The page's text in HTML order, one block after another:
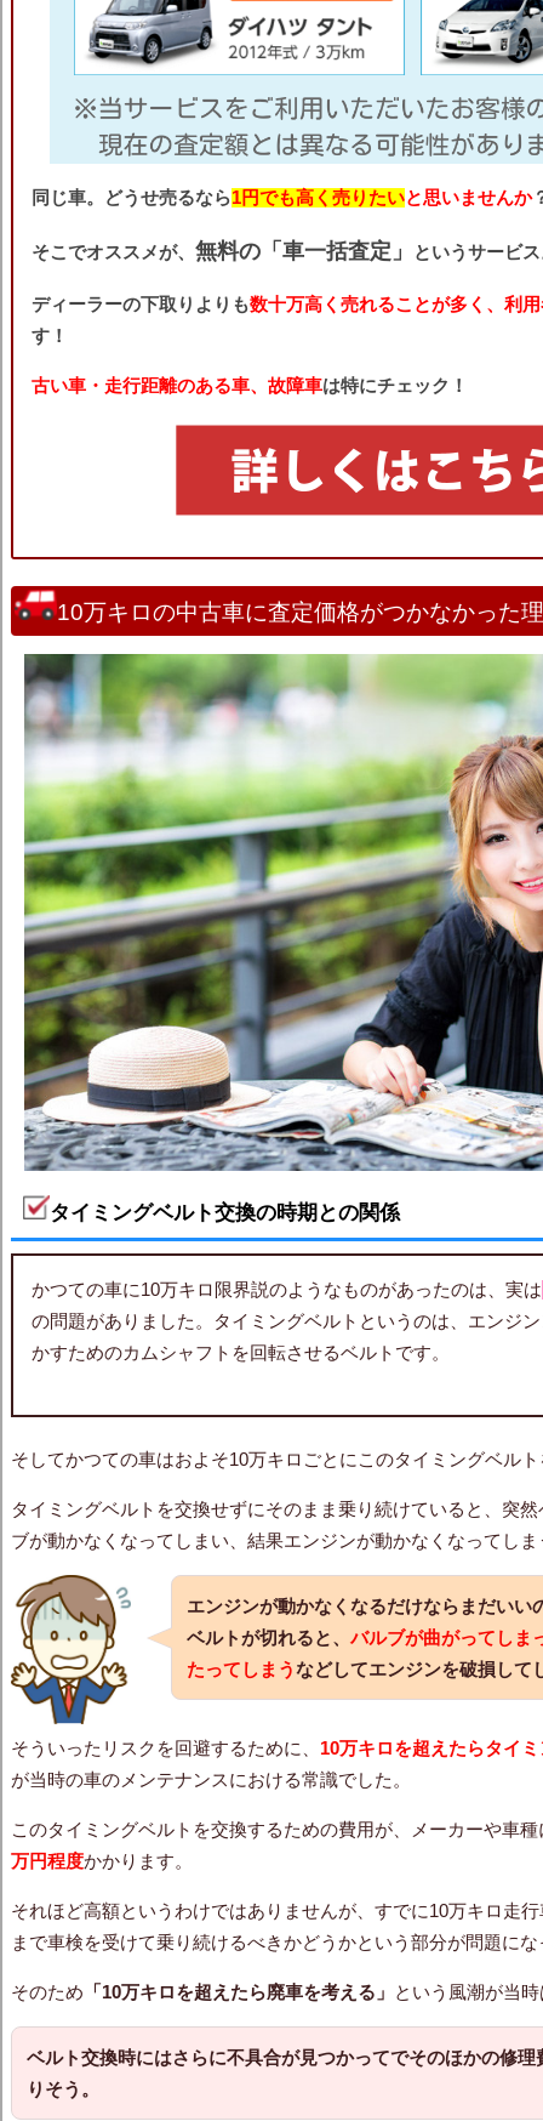
同じ車。どうせ売るなら1円でも高く売りたいと思いませんか
そこでオススメが、 無料の「車一括査定」 というサービ
ディーラーの下取りよりも数十万高く売れることが多く、利
す！
古い車・走行距離のある車、故障車は特にチェック！
10万キロの中古車に査定価格がつかなかった
タイミングベルト交換の時期との関係
かつての車に10万キロ限界説のようなものがあったのは、実は
の問題がありました。タイミングベルトというのは、エンジ
かすためのカムシャフトを回転させるベルトです。
そしてかつての車はおよそ10万キロごとにこのタイミングベル
タイミングベルトを交換せずにそのまま乗り続けていると、突
ブが動かなくなってしまい、結果エンジンが動かなくなってし
エンジンが動かなくなるだけならまだいい
ベルトが切れると、バルブが曲がってしま
たってしまうなどしてエンジンを破損して
そういったリスクを回避するために、 10万キロを超えたらタイ
が当時の車のメンテナンスにおける常識でした。
このタイミングベルトを交換するための費用が、メーカーや車
万円程度かかります。
それほど高額というわけではありませんが、すでに10万キロ走
まで車検を受けて乗り続けるべきかどうかという部分が問題に
そのため 「10万キロを超えたら廃車を考える」 という風潮が当
ベルト交換時にはさらに不具合が見つかってでそのほかの修理
りそう。